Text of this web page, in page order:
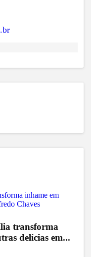
transforma
delícias em...